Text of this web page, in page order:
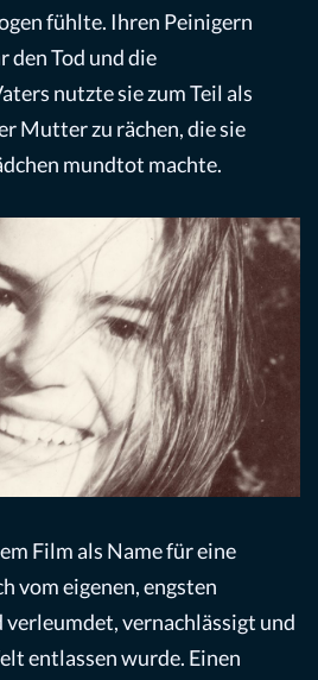
fühlte. Ihren Peinigern
den Tod und die
nutzte sie zum Teil als
Mutter zu rächen, die sie
mundtot machte.
Film als Name für eine
vom eigenen, engsten
vernachlässigt und
entlassen wurde. Einen